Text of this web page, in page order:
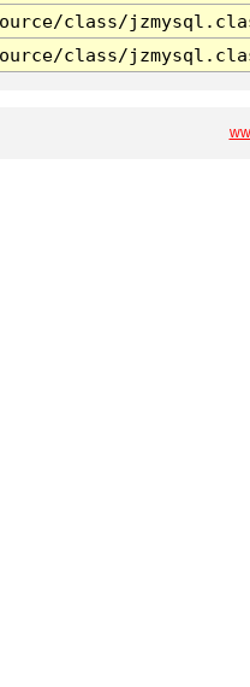
class/
class/